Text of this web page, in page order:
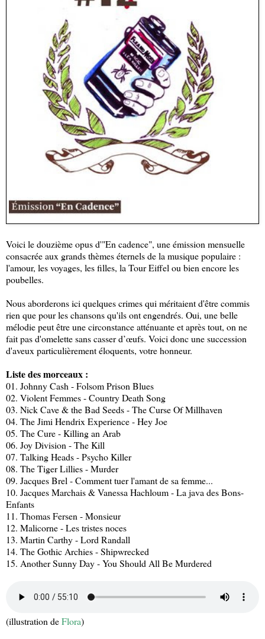
Voici le douzième opus d'"En cadence", une émission mensuelle
consacrée aux grands thèmes éternels de la musique populaire :
l'amour, les voyages, les filles, la Tour Eiffel ou bien encore les
poubelles.
Nous aborderons ici quelques crimes qui méritaient d'être commis
rien que pour les chansons qu'ils ont engendrés. Oui, une belle
mélodie peut être une circonstance atténuante et après tout, on ne
fait pas d'omelette sans casser d’œufs. Voici donc une succession
d'aveux particulièrement éloquents, votre honneur.
Liste des morceaux :
01. Johnny Cash - Folsom Prison Blues
02. Violent Femmes - Country Death Song
03. Nick Cave & the Bad Seeds - The Curse Of Millhaven
04. The Jimi Hendrix Experience - Hey Joe
05. The Cure - Killing an Arab
06. Joy Division - The Kill
07. Talking Heads - Psycho Killer
08. The Tiger Lillies - Murder
09. Jacques Brel - Comment tuer l'amant de sa femme...
10. Jacques Marchais & Vanessa Hachloum - La java des Bons-
Enfants
11. Thomas Fersen - Monsieur
12. Malicorne - Les tristes noces
13. Martin Carthy - Lord Randall
14. The Gothic Archies - Shipwrecked
15. Another Sunny Day - You Should All Be Murdered
(illustration deFlora)